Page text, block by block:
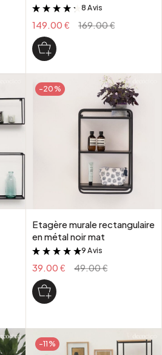
&
8 Avis
149.00 € 169.00 €
-20%
Etagère murale rectangulaire
en métal noir mat
&
9 Avis
39.00 € 49.00 €
-11%